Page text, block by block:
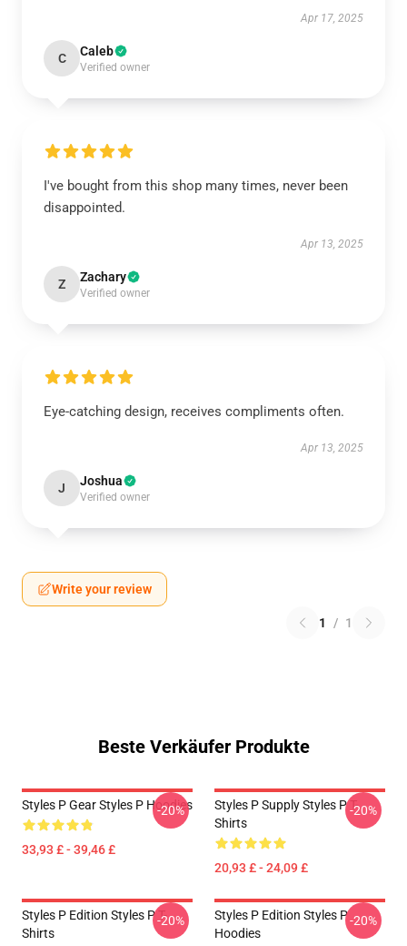
Apr 17, 2025
C Caleb
Verified owner
I've bought from this shop many times, never been
disappointed.
Apr 13, 2025
Z Zachary
Verified owner
Eye-catching design, receives compliments often.
Apr 13, 2025
J Joshua
Verified owner
Write your review
1 / 1
Beste Verkäufer Produkte
Styles P Gear Styles P Hoodies
33,93 £ - 39,46 £
-20%
Styles P Supply Styles P T-
Shirts
20,93 £ - 24,09 £
-20%
Styles P Edition Styles P T-
Shirts
-20%
Styles P Edition Styles P
Hoodies
-20%